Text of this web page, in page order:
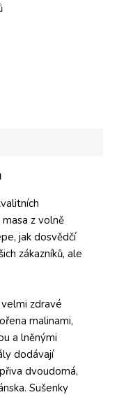
z volně
jak dosvědčí
zákazníků, ale
zdravé
malinami,
a lněnými
dodávají
dvoudomá,
Sušenky